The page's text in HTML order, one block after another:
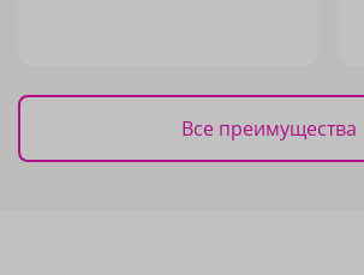
Все преимущества